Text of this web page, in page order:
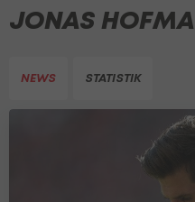
JONAS
NEWS STATISTIK